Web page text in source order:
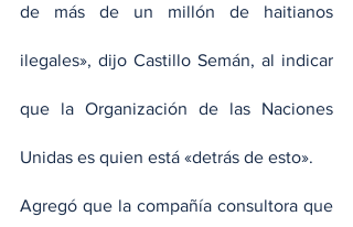
de más de un millón de haitianos
ilegales», dijo Castillo Semán, al indicar
que la Organización de las Naciones
Unidas es quien está «detrás de esto».
Agregó que la compañía consultora que